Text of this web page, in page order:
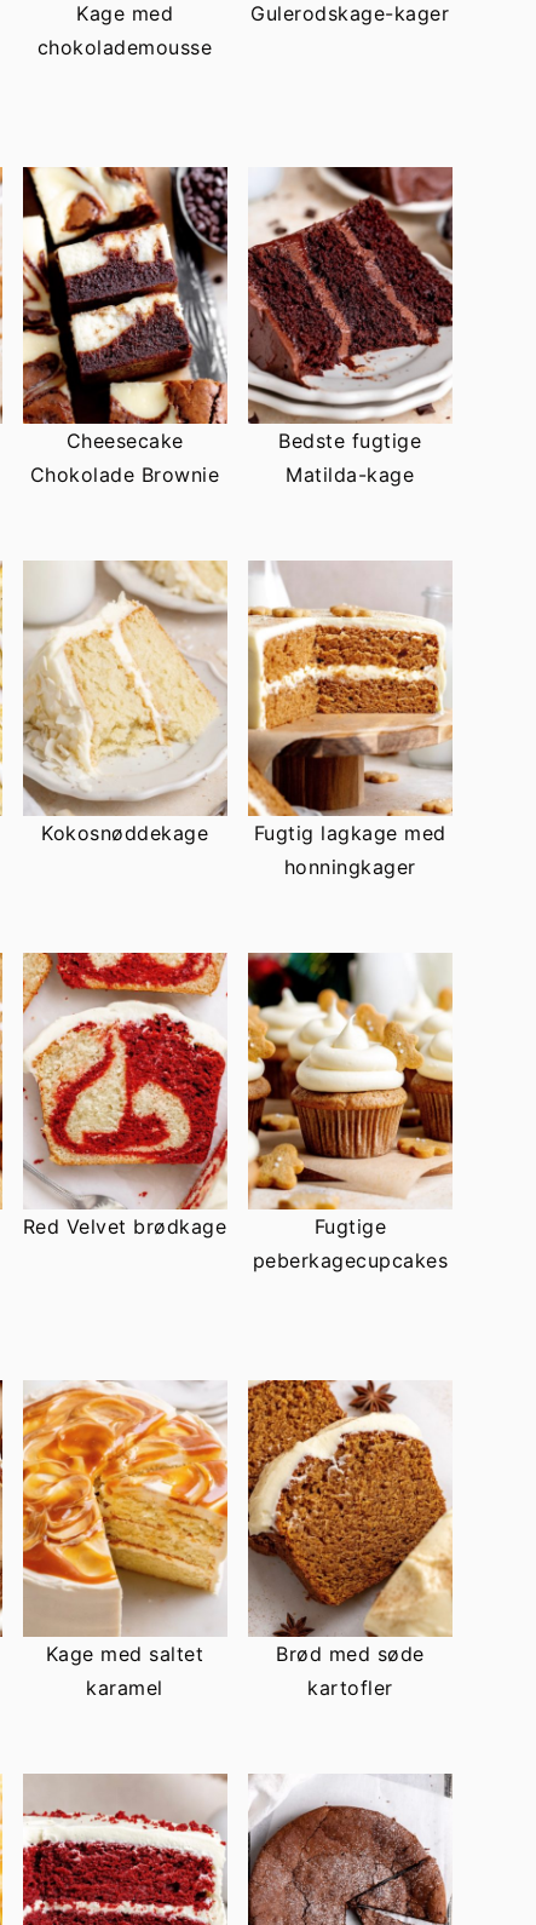
Kage med
chokolademousse
Gulerodskage-kager
Cheesecake
Chokolade Brownie
Bedste fugtige
Matilda-kage
Kokosnøddekage
Fugtig lagkage med
honningkager
Red Velvet brødkage
Fugtige
peberkagecupcakes
Kage med saltet
karamel
Brød med søde
kartofler